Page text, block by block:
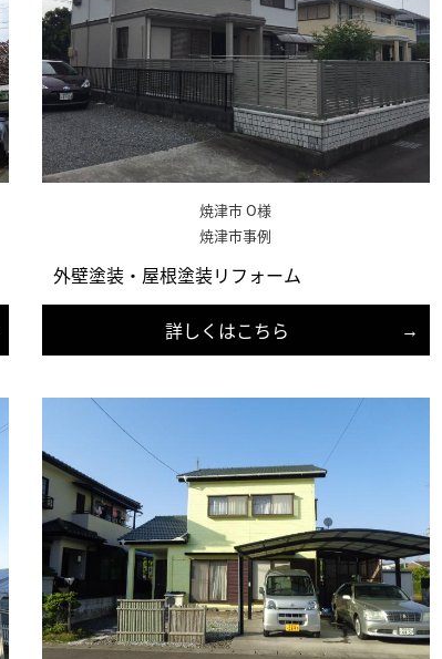
焼津市 O様
焼津市事例
外壁塗装・屋根塗装リフォーム
詳しくはこちら